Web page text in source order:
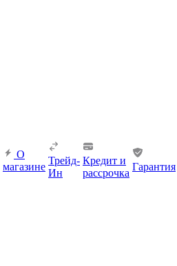
О
магазине
Трейд-
Ин
Кредит и
рассрочка
Гарантия